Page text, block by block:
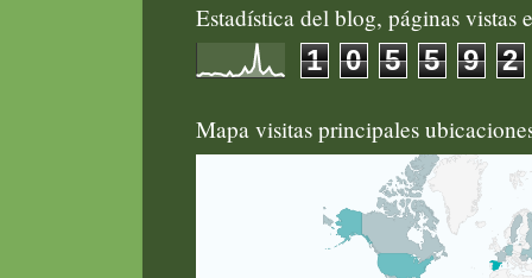
Estadística del blog, páginas vistas
1 0 5 5 9 2
Mapa visitas principales